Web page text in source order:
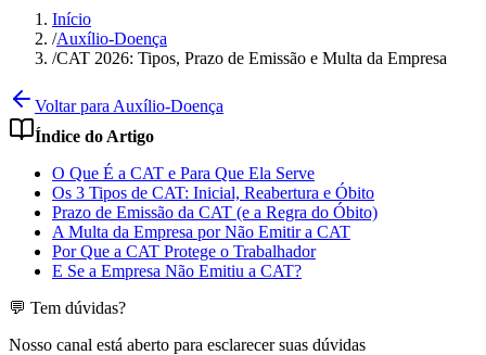
Início
/Auxílio-Doença
/CAT 2026: Tipos, Prazo de Emissão e Multa da Empresa
Voltar para Auxílio-Doença
Índice do Artigo
O Que É a CAT e Para Que Ela Serve
Os 3 Tipos de CAT: Inicial, Reabertura e Óbito
Prazo de Emissão da CAT (e a Regra do Óbito)
A Multa da Empresa por Não Emitir a CAT
Por Que a CAT Protege o Trabalhador
E Se a Empresa Não Emitiu a CAT?
💬 Tem dúvidas?
Nosso canal está aberto para esclarecer suas dúvidas